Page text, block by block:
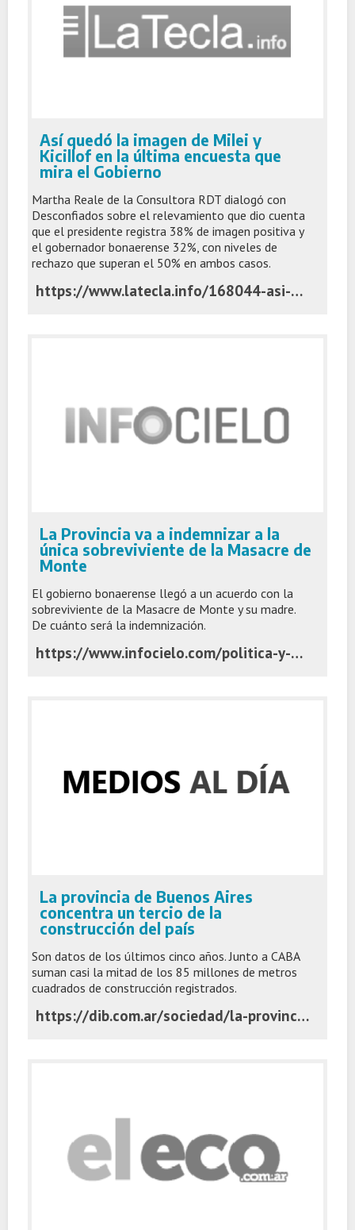
Así quedó la imagen de Milei y
Kicillof en la última encuesta que
mira el Gobierno
Martha Reale de la Consultora RDT dialogó con
Desconfiados sobre el relevamiento que dio cuenta
que el presidente registra 38% de imagen positiva y
el gobernador bonaerense 32%, con niveles de
rechazo que superan el 50% en ambos casos.
https://www.latecla.info/168044-asi-quedo-la-imagen-de-milei-y-kicillof-en-la-ultima-encuesta-que-mira-el-gobierno
La Provincia va a indemnizar a la
única sobreviviente de la Masacre de
Monte
El gobierno bonaerense llegó a un acuerdo con la
sobreviviente de la Masacre de Monte y su madre.
De cuánto será la indemnización.
https://www.infocielo.com/politica-y-economia/la-provincia-va-a-indemnizar-a-la-unica-sobreviviente-de-la-masacre-de-monte
La provincia de Buenos Aires
concentra un tercio de la
construcción del país
Son datos de los últimos cinco años. Junto a CABA
suman casi la mitad de los 85 millones de metros
cuadrados de construcción registrados.
https://dib.com.ar/sociedad/la-provincia-buenos-aires-concentra-un-tercio-la-construccion-del-pais-n54039